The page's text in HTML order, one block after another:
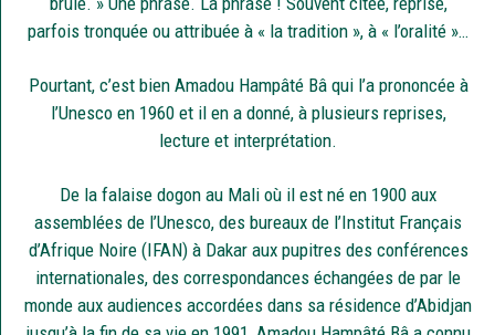
parfois tronquée ou attribuée à « la tradition », à « l’oralité »…
Pourtant, c’est bien Amadou Hampâté Bâ qui l’a prononcée à
l’Unesco en 1960 et il en a donné, à plusieurs reprises,
lecture et interprétation.
De la falaise dogon au Mali où il est né en 1900 aux
assemblées de l’Unesco, des bureaux de l’Institut Français
d’Afrique Noire (IFAN) à Dakar aux pupitres des conférences
internationales, des correspondances échangées de par le
monde aux audiences accordées dans sa résidence d’Abidjan